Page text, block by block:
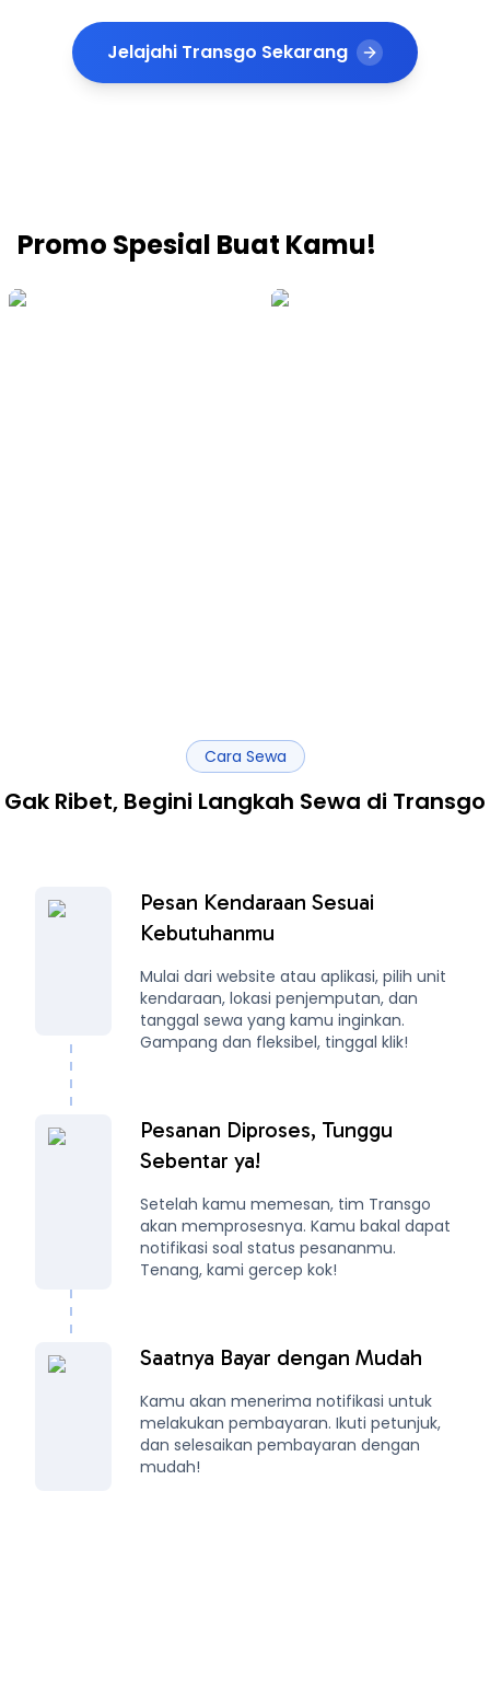
Jelajahi Transgo Sekarang
Promo Spesial Buat Kamu!
Cara Sewa
Gak Ribet, Begini Langkah Sewa di Transgo
Pesan Kendaraan Sesuai
Kebutuhanmu
Mulai dari website atau aplikasi, pilih unit
kendaraan, lokasi penjemputan, dan
tanggal sewa yang kamu inginkan.
Gampang dan fleksibel, tinggal klik!
Pesanan Diproses, Tunggu
Sebentar ya!
Setelah kamu memesan, tim Transgo
akan memprosesnya. Kamu bakal dapat
notifikasi soal status pesananmu.
Tenang, kami gercep kok!
Saatnya Bayar dengan Mudah
Kamu akan menerima notifikasi untuk
melakukan pembayaran. Ikuti petunjuk,
dan selesaikan pembayaran dengan
mudah!